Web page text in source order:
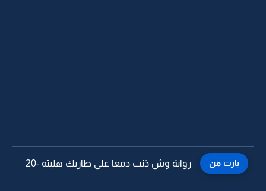
بارت من رواية وش ذنب دمعا على طاريك هليته -19